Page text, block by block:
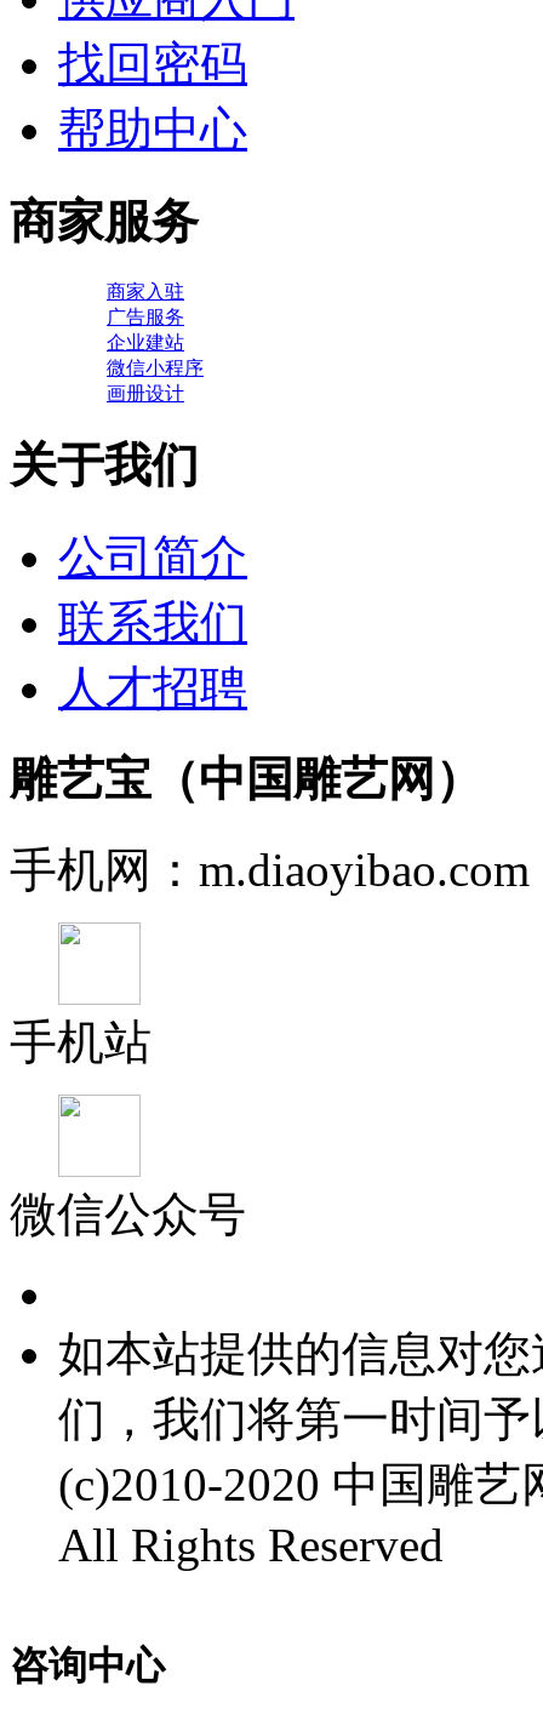
找回密码
帮助中心
商家服务
商家入驻
广告服务
企业建站
微信小程序
画册设计
关于我们
公司简介
联系我们
人才招聘
雕艺宝（中国雕艺网）
手机网：m.diaoyibao.com
手机站
微信公众号
如本站提供的信息对
们，我们将第一时间
(c)2010-2020 中国雕
All Rights Reserved
咨询中心